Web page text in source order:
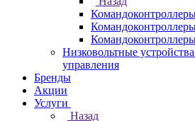
Низковольтные
управления
Бренды
Акции
Услуги
Назад